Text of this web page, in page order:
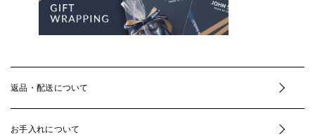
返品・配送について
お手入れについて